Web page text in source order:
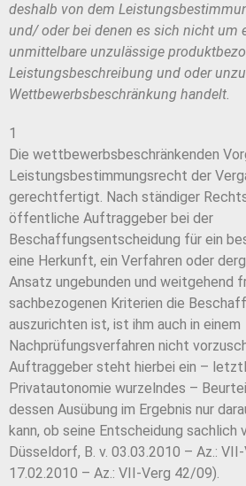
deshalb von dem
und/ oder bei denen es sich nicht um
unmittelbare unzulässige
Leistungsbeschreibung und oder
Wettbewerbsbeschränkung handelt.
1
Die wettbewerbsbeschränkenden
Leistungsbestimmungsrecht der
gerechtfertigt. Nach ständiger
öffentliche Auftraggeber bei der
Beschaffungsentscheidung für ein
eine Herkunft, ein Verfahren oder
Ansatz ungebunden und weitgehend
sachbezogenen Kriterien die
auszurichten ist, ist ihm auch in einem
Nachprüfungsverfahren nicht
Auftraggeber steht hierbei ein –
Privatautonomie wurzelndes –
dessen Ausübung im Ergebnis nur
kann, ob seine Entscheidung sachlich
Düsseldorf, B. v. 03.03.2010 – Az.:
17.02.2010 – Az.: VII-Verg 42/09).